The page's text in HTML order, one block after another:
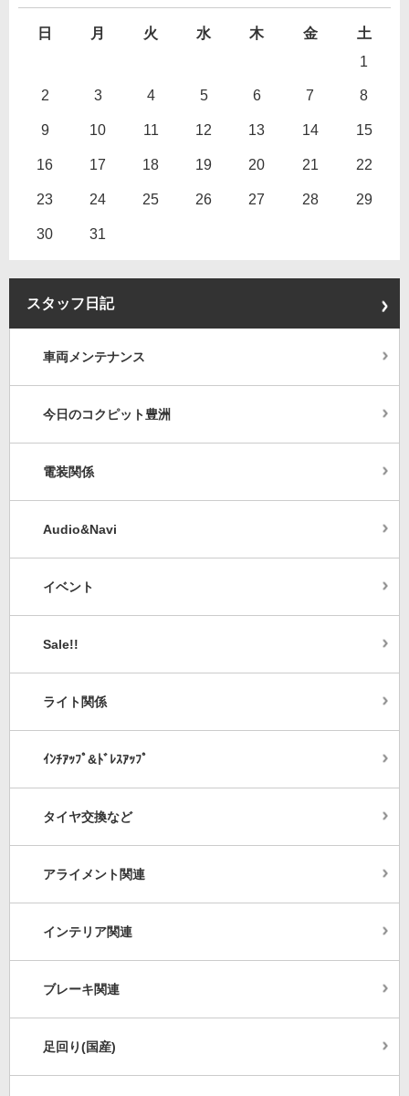
日 月 火 水 木 金
土
1
2 3 4 5 6 7 8
9 10 11 12 13 14 15
16 17 18 19 20 21 22
23 24 25 26 27 28 29
30 31
スタッフ日記
車両メンテナンス
今日のコクピット豊洲
電装関係
Audio&Navi
イベント
Sale!!
ライト関係
ｲﾝﾁｱｯﾌﾟ&ﾄﾞﾚｽｱｯﾌﾟ
タイヤ交換など
アライメント関連
インテリア関連
ブレーキ関連
足回り(国産)